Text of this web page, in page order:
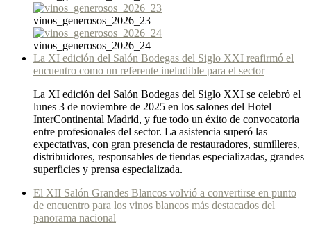
vinos_generosos_2026_23
vinos_generosos_2026_24
La XI edición del Salón Bodegas del Siglo XXI reafirmó el
encuentro como un referente ineludible para el sector
La XI edición del Salón Bodegas del Siglo XXI se celebró el
lunes 3 de noviembre de 2025 en los salones del Hotel
InterContinental Madrid, y fue todo un éxito de convocatoria
entre profesionales del sector. La asistencia superó las
expectativas, con gran presencia de restauradores, sumilleres,
distribuidores, responsables de tiendas especializadas, grandes
superficies y prensa especializada.
El XII Salón Grandes Blancos volvió a convertirse en punto
de encuentro para los vinos blancos más destacados del
panorama nacional